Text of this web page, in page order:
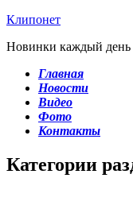
Клипонет
Новинки каждый день
Главная
Новости
Видео
Фото
Контакты
Категории